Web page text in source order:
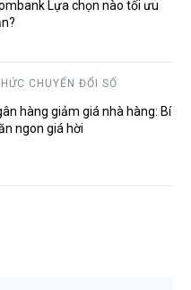
Lựa chọn nào tối ưu
CHUYỂN ĐỔI SỐ
hàng giảm giá nhà hàng: Bí
ngon giá hời